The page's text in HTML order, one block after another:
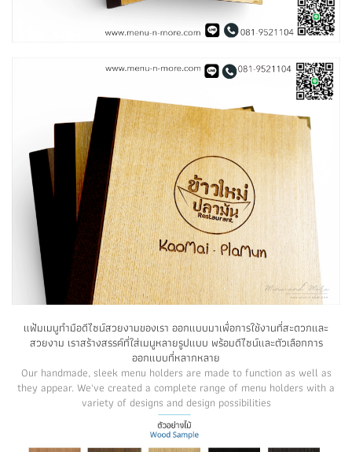
แฟ้มเมนูทำมือดีไซน์สวยงามของเรา ออกแบบมาเพื่อการใช้งานที่สะดวกและ
สวยงาม เราสร้างสรรค์ที่ใส่เมนูหลายรูปแบบ พร้อมดีไซน์และตัวเลือกการ
ออกแบบที่หลากหลาย
Our handmade, sleek menu holders are made to function as well as
they appear. We've created a complete range of menu holders with a
variety of designs and design possibilities